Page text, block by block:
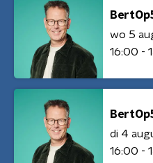
wo 5
16:00 -
di 4
16:00 -